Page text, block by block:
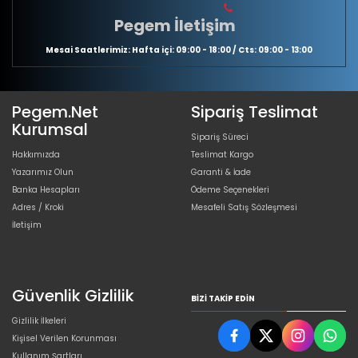
Pegem İletişim
Mesai Saatlerimiz: Hafta içi: 09:00 - 18:00 / Cts: 09:00 - 13:00
Pegem.Net
Kurumsal
Hakkımızda
Yazarımız Olun
Banka Hesapları
Adres / Kroki
İletişim
Sipariş Teslimat
Sipariş Süreci
Teslimat Kargo
Garanti & İade
Ödeme Seçenekleri
Mesafeli Satış Sözleşmesi
Güvenlik Gizlilik
Gizlilik İlkeleri
Kişisel Verilen Korunması
BIZI TAKIP EDIN